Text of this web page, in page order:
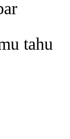
tahu